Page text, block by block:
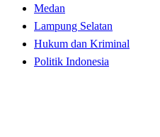
Medan
Lampung Selatan
Hukum dan Kriminal
Politik Indonesia